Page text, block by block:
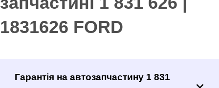
1831626 FORD
Гарантія на автозапчастину 1 831